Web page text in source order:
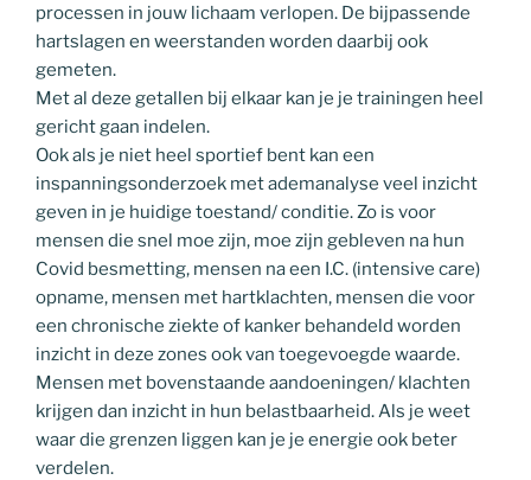
processen in jouw lichaam verlopen. De bijpassende
hartslagen en weerstanden worden daarbij ook
gemeten.
Met al deze getallen bij elkaar kan je je trainingen heel
gericht gaan indelen.
Ook als je niet heel sportief bent kan een
inspanningsonderzoek met ademanalyse veel inzicht
geven in je huidige toestand/ conditie. Zo is voor
mensen die snel moe zijn, moe zijn gebleven na hun
Covid besmetting, mensen na een I.C. (intensive care)
opname, mensen met hartklachten, mensen die voor
een chronische ziekte of kanker behandeld worden
inzicht in deze zones ook van toegevoegde waarde.
Mensen met bovenstaande aandoeningen/ klachten
krijgen dan inzicht in hun belastbaarheid. Als je weet
waar die grenzen liggen kan je je energie ook beter
verdelen.